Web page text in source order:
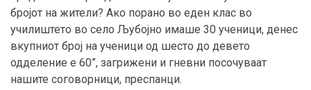
бројот на жители? Ако порано во еден клас во
училиштето во село Љубојно имаше 30 ученици, денес
вкупниот број на ученици од шесто до девето
одделение е 60”, загрижени и гневни посочуваат
нашите соговорници, преспанци.